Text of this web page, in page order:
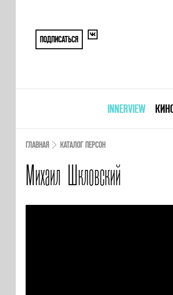
ПОДПИСАТЬСЯ
INNERVIEW
ГЛАВНАЯ КАТАЛОГ ПЕРСОН
Михаил Шкловский